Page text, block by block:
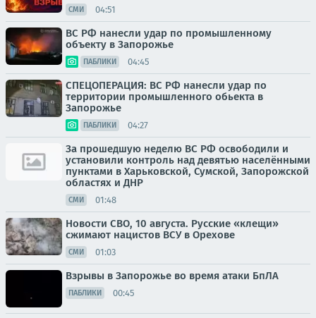
СМИ 04:51
ВС РФ нанесли удар по промышленному
объекту в Запорожье
ПАБЛИКИ 04:45
СПЕЦОПЕРАЦИЯ: ВС РФ нанесли удар по
территории промышленного обьекта в
Запорожье
ПАБЛИКИ 04:27
За прошедшую неделю ВС РФ освободили и
установили контроль над девятью населёнными
пунктами в Харьковской, Сумской, Запорожской
областях и ДНР
СМИ 01:48
Новости СВО, 10 августа. Русские «клещи»
сжимают нацистов ВСУ в Орехове
СМИ 01:03
Взрывы в Запорожье во время атаки БпЛА
ПАБЛИКИ 00:45